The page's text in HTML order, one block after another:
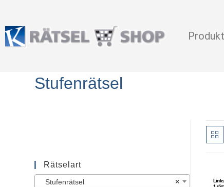
Stufenrätsel
Rätselart
×
Stufenrätsel